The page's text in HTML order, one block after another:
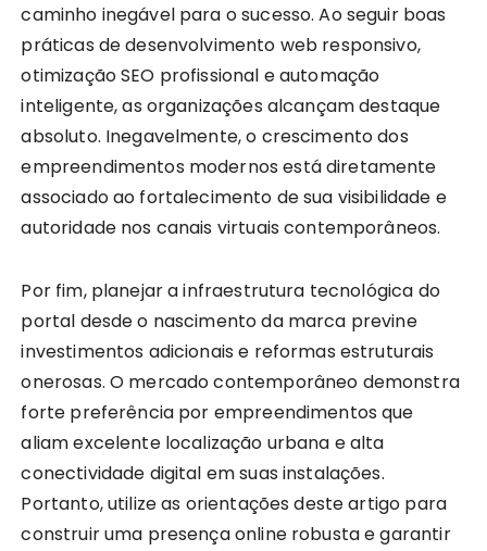
caminho inegável para o sucesso. Ao seguir boas
práticas de desenvolvimento web responsivo,
otimização SEO profissional e automação
inteligente, as organizações alcançam destaque
absoluto. Inegavelmente, o crescimento dos
empreendimentos modernos está diretamente
associado ao fortalecimento de sua visibilidade e
autoridade nos canais virtuais contemporâneos.
Por fim, planejar a infraestrutura tecnológica do
portal desde o nascimento da marca previne
investimentos adicionais e reformas estruturais
onerosas. O mercado contemporâneo demonstra
forte preferência por empreendimentos que
aliam excelente localização urbana e alta
conectividade digital em suas instalações.
Portanto, utilize as orientações deste artigo para
construir uma presença online robusta e garantir